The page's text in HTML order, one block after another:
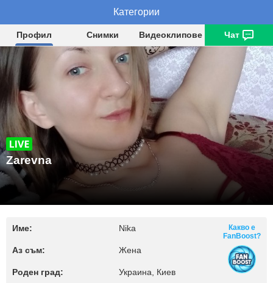
Zarevna
Профил Снимки Видеоклипове Чат
Zarevna
Име: Nika
Аз съм: Жена
Роден град: Украина, Киев
Какво е
FanBoost?
Категории